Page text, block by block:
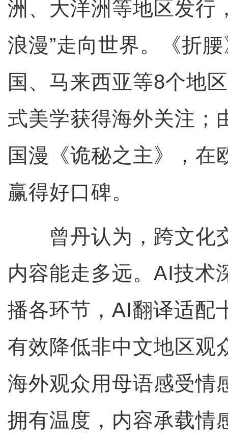
洲、大洋洲等地区发行
浪漫”走向世界。《折
国、马来西亚等8个地
式美学获得海外关注；
国漫《诡秘之主》，在
赢得好口碑。
曾丹认为，跨文化
内容能走多远。AI技术
播各环节，AI翻译适配
有效降低非中文地区观
海外观众用母语感受情
拥有温度，内容承载情